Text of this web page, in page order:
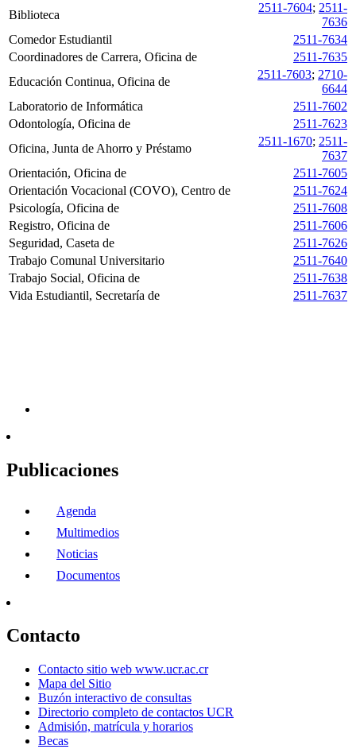
Biblioteca
2511-7604; 2511-
7636
Comedor Estudiantil
2511-7634
Coordinadores de Carrera, Oficina de
2511-7635
Educación Continua, Oficina de
2511-7603; 2710-
6644
Laboratorio de Informática
2511-7602
Odontología, Oficina de
2511-7623
Oficina, Junta de Ahorro y Préstamo
2511-1670; 2511-
7637
Orientación, Oficina de
2511-7605
Orientación Vocacional (COVO), Centro de
2511-7624
Psicología, Oficina de
2511-7608
Registro, Oficina de
2511-7606
Seguridad, Caseta de
2511-7626
Trabajo Comunal Universitario
2511-7640
Trabajo Social, Oficina de
2511-7638
Vida Estudiantil, Secretaría de
2511-7637
Publicaciones
Agenda
Multimedios
Noticias
Documentos
Contacto
Contacto sitio web www.ucr.ac.cr
Mapa del Sitio
Buzón interactivo de consultas
Directorio completo de contactos UCR
Admisión, matrícula y horarios
Becas